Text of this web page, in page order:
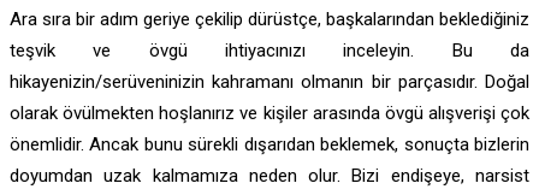
Ara sıra bir adım geriye çekilip dürüstçe, başkalarından beklediğiniz
teşvik ve övgü ihtiyacınızı inceleyin. Bu da
hikayenizin/serüveninizin kahramanı olmanın bir parçasıdır. Doğal
olarak övülmekten hoşlanırız ve kişiler arasında övgü alışverişi çok
önemlidir. Ancak bunu sürekli dışarıdan beklemek, sonuçta bizlerin
doyumdan uzak kalmamıza neden olur. Bizi endişeye, narsist